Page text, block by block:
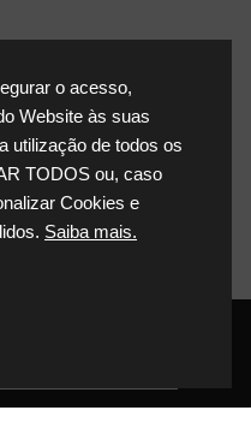
o acesso,
Website às suas
utilização de todos os
TODOS ou, caso
Cookies e
Saiba mais.